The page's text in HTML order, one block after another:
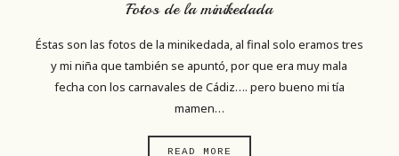
Fotos de la minikedada
Éstas son las fotos de la minikedada, al final solo eramos tres
y mi niña que también se apuntó, por que era muy mala
fecha con los carnavales de Cádiz…. pero bueno mi tía
mamen…
READ MORE